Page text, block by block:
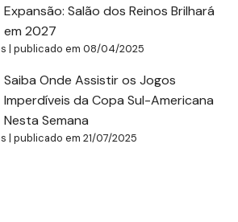
Expansão: Salão dos Reinos Brilhará
em 2027
|publicado em 08/04/2025
Saiba Onde Assistir os Jogos
Imperdíveis da Copa Sul-Americana
Nesta Semana
|publicado em 21/07/2025